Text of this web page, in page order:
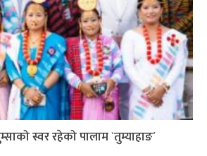
स्वर रहेको पालाम `तुम्याहाङ´